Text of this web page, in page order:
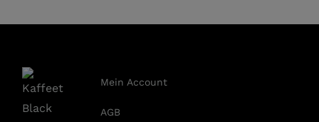
Mein Account
AGB